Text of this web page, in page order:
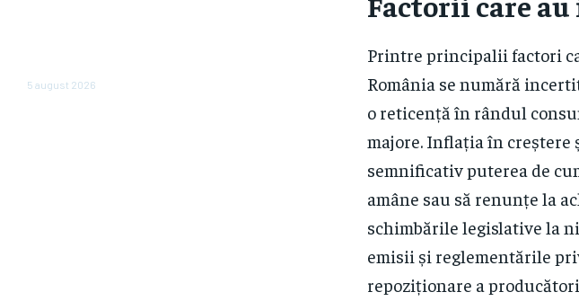
5 august 2026
Printre principalii factori
România se numără
o reticență în rândul
majore. Inflația în
semnificativ puterea de
amâne sau să renunțe la
schimbările legislative la
emisii și reglementările
repoziționare a